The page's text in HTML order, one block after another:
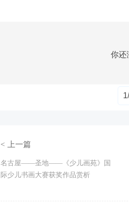
你还
< 上一篇
名古屋——圣地——《少儿画苑》国
际少儿书画大赛获奖作品赏析